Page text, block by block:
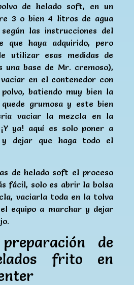
de helado soft, en un
3 o bien 4 litros de agua
las instrucciones del
que haya adquirido, pero
utilizar esas medidas de
una base de Mr. cremoso),
en el contenedor con
batiendo muy bien la
grumosa y este bien
vaciar la mezcla en la
ya! aquí es solo poner a
y dejar que haga todo el
de helado soft el proceso
fácil, solo es abrir la bolsa
vaciarla toda en la tolva
equipo a marchar y dejar
de
frito en